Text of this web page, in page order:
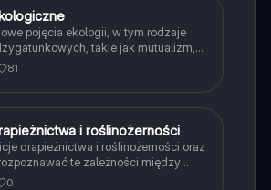
pojęcia ekologii, w tym rodzaje
takie jak mutualizm,
i pasożytnictwo.
strukturze populacji, ekosystemach
81
i roślinożerności
drapieżnictwa i roślinożerności oraz
te zależności między
przyrodzie.
0